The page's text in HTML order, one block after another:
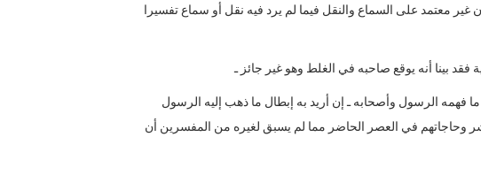
غير معتمد على السماع والنقل فيما لم يرد فيه نقل أو سماع تفسيرا
فقد بينا أنه يوقع صاحبه في الغلط وهو غير جائز ـ
فهمه الرسول وأصحابه ـ إن أريد به إبطال ما ذهب إليه الرسول
وحاجاتهم في العصر الحاضر مما لم يسبق لغيره من المفسرين أن